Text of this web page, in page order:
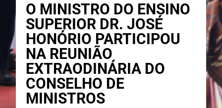
O MINISTRO DO ENSINO
SUPERIOR DR. JOSÉ
HONÓRIO PARTICIPOU
NA REUNIÃO
EXTRAODINÁRIA DO
CONSELHO DE
MINISTROS